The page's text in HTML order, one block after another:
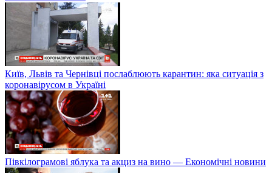
Київ, Львів та Чернівці послаблюють карантин: яка ситуація з
коронавірусом в Україні
Півкілограмові яблука та акциз на вино — Економічні новини